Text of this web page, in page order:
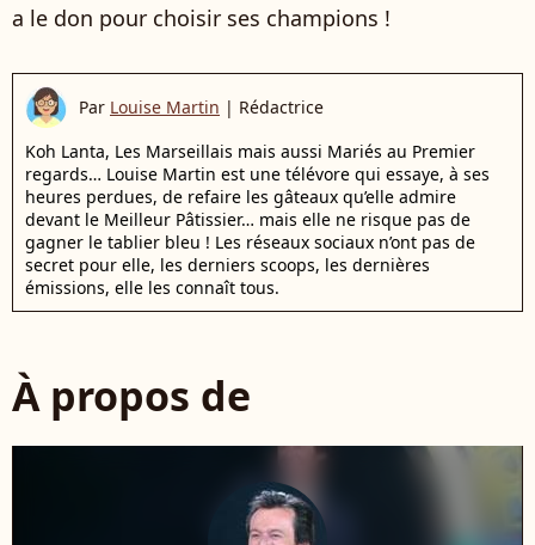
a le don pour choisir ses champions !
Par Louise Martin | Rédactrice
Koh Lanta, Les Marseillais mais aussi Mariés au Premier
regards… Louise Martin est une télévore qui essaye, à ses
heures perdues, de refaire les gâteaux qu’elle admire
devant le Meilleur Pâtissier… mais elle ne risque pas de
gagner le tablier bleu ! Les réseaux sociaux n’ont pas de
secret pour elle, les derniers scoops, les dernières
émissions, elle les connaît tous.
À propos de